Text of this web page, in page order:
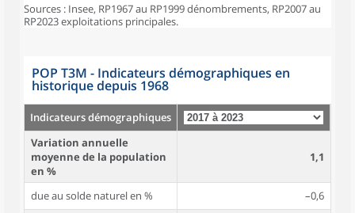
Sources : Insee, RP1967 au RP1999 dénombrements, RP2007 au
RP2023 exploitations principales.
POP T3M - Indicateurs démographiques en
historique depuis 1968
Indicateurs démographiques
Variation annuelle
moyenne de la population
en %
1,1
due au solde naturel en %
–0,6